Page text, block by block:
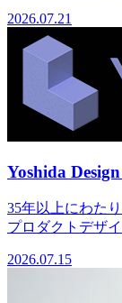
2026.07.21
Yoshida
35年以上にわた
プロダクトデザ
2026.07.15